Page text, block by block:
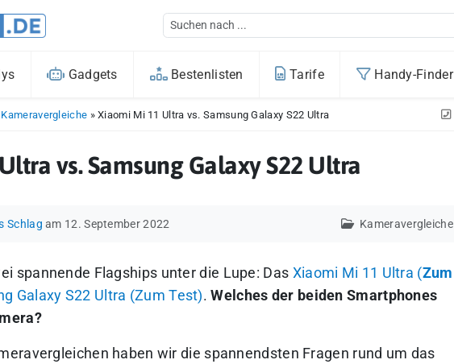
Gadgets Bestenlisten Tarife Handy-Finder
Kameravergleiche »Xiaomi Mi 11 Ultra vs. Samsung Galaxy S22 Ultra
vs. Samsung Galaxy S22 Ultra
Schlag am 12. September 2022 Kameravergleiche
spannende Flagships unter die Lupe: Das Xiaomi Mi 11 Ultra (Zum
Galaxy S22 Ultra (Zum Test).Welches der beiden Smartphones
haben wir die spannendsten Fragen rund um das